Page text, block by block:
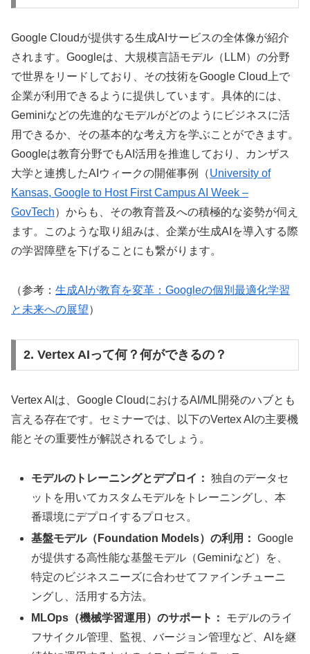
Google Cloudが提供する生成AIサービスの全体像が紹介
されます。Googleは、大規模言語モデル（LLM）の分野
で世界をリードしており、その技術をGoogle Cloud上で
企業が利用できるように提供しています。具体的には、
Geminiなどの先進的なモデルがどのようにビジネスに活
用できるか、その基本的な考え方を学ぶことができます。
Googleは教育分野でもAI活用を推進しており、カンザス
大学と連携したAIウィークの開催事例（University of
Kansas, Google to Host First Campus AI Week –
GovTech）からも、その教育普及への積極的な姿勢が伺え
ます。このような取り組みは、企業が生成AIを導入する際
の学習障壁を下げることにも繋がります。
（参考： 生成AIが教育を変革：Googleの個別最適化学習
と未来への展望）
2. Vertex AIって何？何ができるの？
Vertex AIは、Google CloudにおけるAI/ML開発のハブとも
言える存在です。セミナーでは、以下のVertex AIの主要機
能とその重要性が解説されるでしょう。
モデルのトレーニングとデプロイ： 独自のデータセ
ットを用いてカスタムモデルをトレーニングし、本
番環境にデプロイするプロセス。
基盤モデル（Foundation Models）の利用： Google
が提供する高性能な基盤モデル（Geminiなど）を、
特定のビジネスニーズに合わせてファインチューニ
ングし、活用する方法。
MLOps（機械学習運用）のサポート：
モデルのライ
フサイクル管理、監視、バージョン管理など、AIを継